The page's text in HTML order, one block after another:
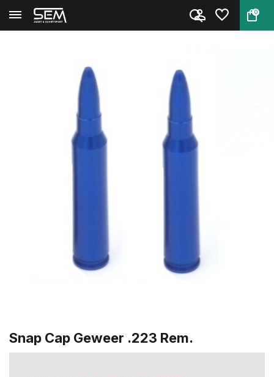
0
Terug Home Snap Cap Geweer .223 Rem.
Snap Cap Geweer .223 Rem.